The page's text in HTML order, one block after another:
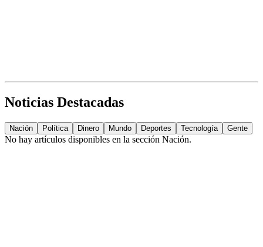
Noticias Destacadas
Nación Política Dinero Mundo Deportes Tecnología Gente
No hay artículos disponibles en la sección Nación.